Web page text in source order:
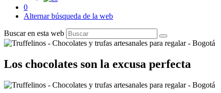
0
Alternar búsqueda de la web
Buscar en esta web
Los chocolates son la excusa perfecta